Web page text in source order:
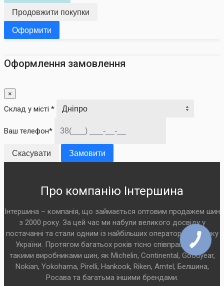
Продовжити покупки
Оформити
Оформлення замовлення
×
Склад у місті *
Ваш телефон*
Скасувати Замовити
Про компанію Інтершина
Інтершина – компанія, що займається оптовим продажем шин
з 2000 року. За цей час ми набули великого досвіду у
постачанні та стали одним із найбільших операторів на ринку
України. Протягом багатьох років тісно співпрацюємо з
такими виробниками шин, як Michelin, Continental, Goodyear,
Nokian, Yokohama, Pirelli, Hankook, Riken, Amtel, Белшина,
Росава та багатьма іншими брендами.